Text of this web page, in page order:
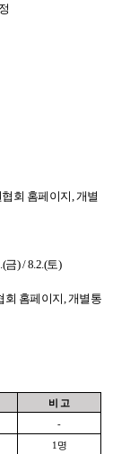
회 홈페이지, 개별
) / 8.2.(토)
회 홈페이지, 개별통
비 고
-
1 명